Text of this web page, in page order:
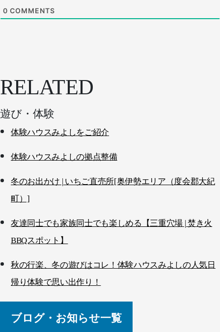
0 COMMENTS
RELATED
遊び・体験
体験ハウスみよしをご紹介
体験ハウスみよしの拠点整備
冬のお出かけ | いちご直売所[奥伊勢エリア（度会郡大紀
町）]
友達同士でも家族同士でも楽しめる【三重穴場 | 焚き火
BBQスポット】
秋の行楽、冬の遊びはコレ！体験ハウスみよしの人気日
帰り体験で思い出作り！
ブログ・お知らせ一覧